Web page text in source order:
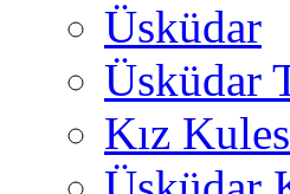
Üsküdar
Üsküdar
Kız